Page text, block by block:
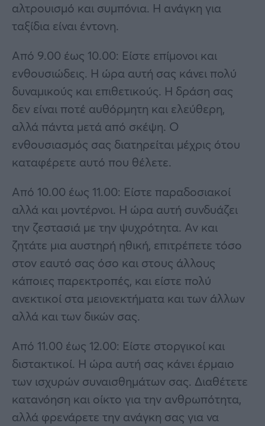
αλτρουισμό και συμπόνια. Η ανάγκη για
ταξίδια είναι έντονη.
Από 9.00 έως 10.00: Είστε επίμονοι και
ενθουσιώδεις. Η ώρα αυτή σας κάνει πολύ
δυναμικούς και επιθετικούς. Η δράση σας
δεν είναι ποτέ αυθόρμητη και ελεύθερη,
αλλά πάντα μετά από σκέψη. Ο
ενθουσιασμός σας διατηρείται μέχρις ότου
καταφέρετε αυτό που θέλετε.
Από 10.00 έως 11.00: Είστε παραδοσιακοί
αλλά και μοντέρνοι. Η ώρα αυτή συνδυάζει
την ζεστασιά με την ψυχρότητα. Αν και
ζητάτε μια αυστηρή ηθική, επιτρέπετε τόσο
στον εαυτό σας όσο και στους άλλους
κάποιες παρεκτροπές, και είστε πολύ
ανεκτικοί στα μειονεκτήματα και των άλλων
αλλά και των δικών σας.
Από 11.00 έως 12.00: Είστε στοργικοί και
διστακτικοί. Η ώρα αυτή σας κάνει έρμαιο
των ισχυρών συναισθημάτων σας. Διαθέτετε
κατανόηση και οίκτο για την ανθρωπότητα,
αλλά φρενάρετε την ανάγκη σας για να